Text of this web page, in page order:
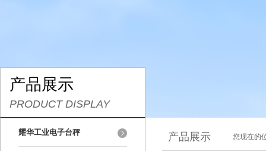
产品展示
PRODUCT DISPLAY
耀华工业电子台秤 产品展示 您现在的